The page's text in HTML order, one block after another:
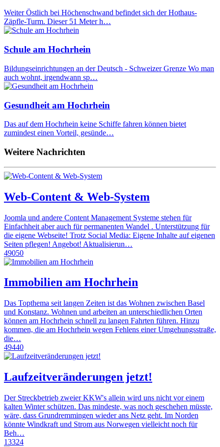
Weiter Östlich bei Höchenschwand befindet sich der Hothaus-
Zäpfle-Turm. Dieser 51 Meter h…
Schule am Hochrhein
Bildungseinrichtungen an der Deutsch - Schweizer Grenze Wo man
auch wohnt, irgendwann sp…
Gesundheit am Hochrhein
Das auf dem Hochrhein keine Schiffe fahren können bietet
zumindest einen Vorteil, gesünde…
Weitere Nachrichten
Web-Content & Web-System
Joomla und andere Content Management Systeme stehen für
Einfachheit aber auch für permanenten Wandel . Unterstützung für
die eigene Webseite! Trotz Social Media: Eigene Inhalte auf eigenen
Seiten pflegen! Angebot! Aktualisierun…
49050
Immobilien am Hochrhein
Das Topthema seit langen Zeiten ist das Wohnen zwischen Basel
und Konstanz. Wohnen und arbeiten an unterschiedlichen Orten
können am Hochrhein schnell zu langen Fahrten führen. Hinzu
kommen, die am Hochrhein wegen Fehlens einer Umgehungsstraße,
die…
49440
Laufzeitveränderungen jetzt!
Der Streckbetrieb zweier KKW's allein wird uns nicht vor einem
kalten Winter schützen. Das mindeste, was noch geschehen müsste,
wäre, dass Grundremmingen wieder ans Netz geht. Im Norden
könnte Windkraft und Strom aus Norwegen vielleicht noch für
Beh…
13324